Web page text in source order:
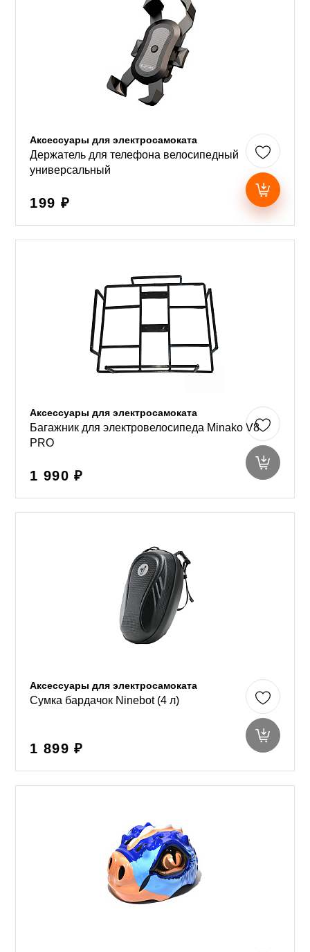
Аксессуары для электросамоката
Держатель для телефона велосипедный
универсальный
199 ₽
Аксессуары для электросамоката
Багажник для электровелосипеда Minako V8
PRO
1 990 ₽
Аксессуары для электросамоката
Сумка бардачок Ninebot (4 л)
1 899 ₽